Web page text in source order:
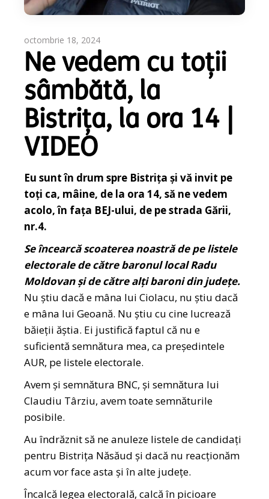
octombrie 18, 2024
Ne vedem cu toții
sâmbătă, la
Bistrița, la ora 14 |
VIDEO
Eu sunt în drum spre Bistrița și vă invit pe
toți ca, mâine, de la ora 14, să ne vedem
acolo, în fața BEJ-ului, de pe strada Gării,
nr.4.
Se încearcă scoaterea noastră de pe listele
electorale de către baronul local Radu
Moldovan și de către alți baroni din județe.
Nu știu dacă e mâna lui Ciolacu, nu știu dacă
e mâna lui Geoană. Nu știu cu cine lucrează
băieții ăștia. Ei justifică faptul că nu e
suficientă semnătura mea, ca președintele
AUR, pe listele electorale.
Avem și semnătura BNC, și semnătura lui
Claudiu Târziu, avem toate semnăturile
posibile.
Au îndrăznit să ne anuleze listele de candidați
pentru Bistrița Năsăud și dacă nu reacționăm
acum vor face asta și în alte județe.
Încalcă legea electorală, calcă în picioare